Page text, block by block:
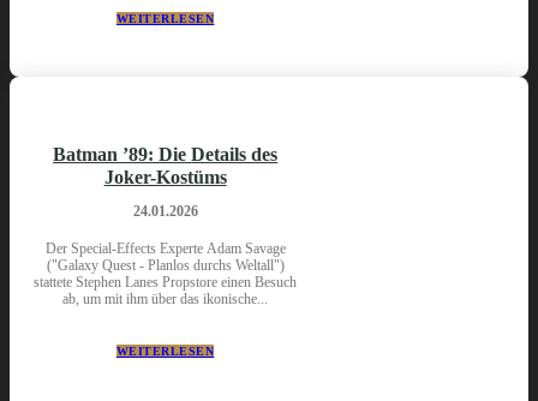
WEITERLESEN
Batman ’89: Die Details des
Joker-Kostüms
24.01.2026
Der Special-Effects Experte Adam Savage
("Galaxy Quest - Planlos durchs Weltall")
stattete Stephen Lanes Propstore einen Besuch
ab, um mit ihm über das ikonische...
WEITERLESEN